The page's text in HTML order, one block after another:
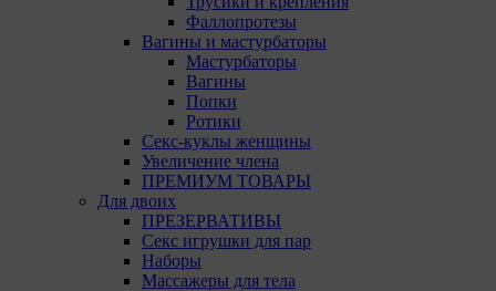
Фаллопротезы
Вагины и мастурбаторы
Мастурбаторы
Вагины
Попки
Ротики
Секс-куклы женщины
Увеличение члена
ПРЕМИУМ ТОВАРЫ
Для двоих
ПРЕЗЕРВАТИВЫ
Секс игрушки для пар
Наборы
Массажеры для тела
Подробнее о параметрах управления можно
ознакомиться, перейдя по внешним ссылкам,
ведущим на соответствующие страницы сайтов
основных браузеров: